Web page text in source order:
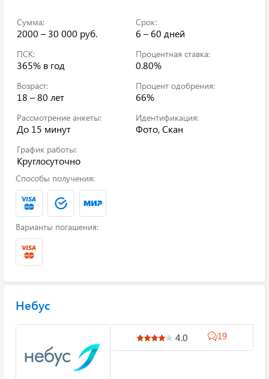
Сумма:
2000 – 30 000 руб.
Срок:
6 – 60 дней
ПСК:
365% в год
Процентная ставка:
0.80%
Возраст:
18 – 80 лет
Процент одобрения:
66%
Рассмотрение анкеты:
До 15 минут
Идентификация:
Фото, Скан
График работы:
Круглосуточно
Способы получения:
Варианты погашения:
Небус
4.0 19